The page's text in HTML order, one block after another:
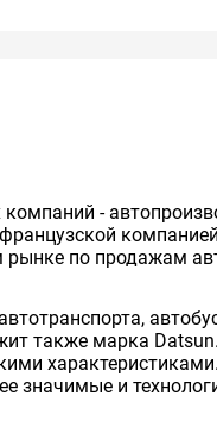
-
французcкой
по продажам
также марка
значимые и